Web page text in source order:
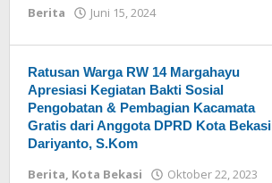
Berita Juni 15, 2024
Ratusan Warga RW 14 Margahayu
Apresiasi Kegiatan Bakti Sosial
Pengobatan & Pembagian Kacamata
Gratis dari Anggota DPRD Kota Bekasi
Dariyanto, S.Kom
Berita, Kota Bekasi Oktober 22, 2023